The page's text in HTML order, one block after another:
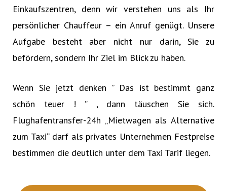
Einkaufszentren, denn wir verstehen uns als Ihr
persönlicher Chauffeur – ein Anruf genügt. Unsere
Aufgabe besteht aber nicht nur darin, Sie zu
befördern, sondern Ihr Ziel im Blick zu haben.
Wenn Sie jetzt denken ” Das ist bestimmt ganz
schön teuer ! ” , dann täuschen Sie sich.
Flughafentransfer-24h „Mietwagen als Alternative
zum Taxi“ darf als privates Unternehmen Festpreise
bestimmen die deutlich unter dem Taxi Tarif liegen.